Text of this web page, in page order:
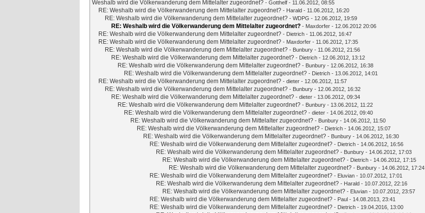
Weshalb wird die Völkerwanderung dem Mittelalter zugeordnet? - Gotthelf - 11.06.2012, 08:55
RE: Weshalb wird die Völkerwanderung dem Mittelalter zugeordnet? - Harald - 11.06.2012, 16:20
RE: Weshalb wird die Völkerwanderung dem Mittelalter zugeordnet? - WDPG - 12.06.2012, 19:59
RE: Weshalb wird die Völkerwanderung dem Mittelalter zugeordnet? - Maxdorfer - 12.06.2012 20:06
RE: Weshalb wird die Völkerwanderung dem Mittelalter zugeordnet? - Dietrich - 11.06.2012, 16:47
RE: Weshalb wird die Völkerwanderung dem Mittelalter zugeordnet? - Maxdorfer - 11.06.2012, 17:35
RE: Weshalb wird die Völkerwanderung dem Mittelalter zugeordnet? - Bunbury - 11.06.2012, 21:56
RE: Weshalb wird die Völkerwanderung dem Mittelalter zugeordnet? - Dietrich - 12.06.2012, 13:12
RE: Weshalb wird die Völkerwanderung dem Mittelalter zugeordnet? - Bunbury - 12.06.2012, 16:38
RE: Weshalb wird die Völkerwanderung dem Mittelalter zugeordnet? - Dietrich - 13.06.2012, 14:01
RE: Weshalb wird die Völkerwanderung dem Mittelalter zugeordnet? - dieter - 12.06.2012, 11:57
RE: Weshalb wird die Völkerwanderung dem Mittelalter zugeordnet? - Bunbury - 12.06.2012, 16:32
RE: Weshalb wird die Völkerwanderung dem Mittelalter zugeordnet? - dieter - 13.06.2012, 09:34
RE: Weshalb wird die Völkerwanderung dem Mittelalter zugeordnet? - Bunbury - 13.06.2012, 11:22
RE: Weshalb wird die Völkerwanderung dem Mittelalter zugeordnet? - dieter - 14.06.2012, 09:40
RE: Weshalb wird die Völkerwanderung dem Mittelalter zugeordnet? - Bunbury - 14.06.2012, 11:50
RE: Weshalb wird die Völkerwanderung dem Mittelalter zugeordnet? - Dietrich - 14.06.2012, 15:07
RE: Weshalb wird die Völkerwanderung dem Mittelalter zugeordnet? - Bunbury - 14.06.2012, 16:30
RE: Weshalb wird die Völkerwanderung dem Mittelalter zugeordnet? - Dietrich - 14.06.2012, 16:56
RE: Weshalb wird die Völkerwanderung dem Mittelalter zugeordnet? - Bunbury - 14.06.2012, 17:03
RE: Weshalb wird die Völkerwanderung dem Mittelalter zugeordnet? - Dietrich - 14.06.2012, 17:15
RE: Weshalb wird die Völkerwanderung dem Mittelalter zugeordnet? - Bunbury - 14.06.2012, 17:24
RE: Weshalb wird die Völkerwanderung dem Mittelalter zugeordnet? - Eluvian - 10.07.2012, 17:01
RE: Weshalb wird die Völkerwanderung dem Mittelalter zugeordnet? - Harald - 10.07.2012, 22:16
RE: Weshalb wird die Völkerwanderung dem Mittelalter zugeordnet? - Eluvian - 10.07.2012, 23:57
RE: Weshalb wird die Völkerwanderung dem Mittelalter zugeordnet? - Paul - 14.08.2013, 23:41
RE: Weshalb wird die Völkerwanderung dem Mittelalter zugeordnet? - Dietrich - 19.04.2016, 13:00